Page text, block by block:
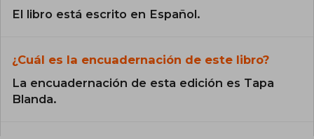
El libro está escrito en Español.
¿Cuál es la encuadernación de este libro?
La encuadernación de esta edición es Tapa
Blanda.